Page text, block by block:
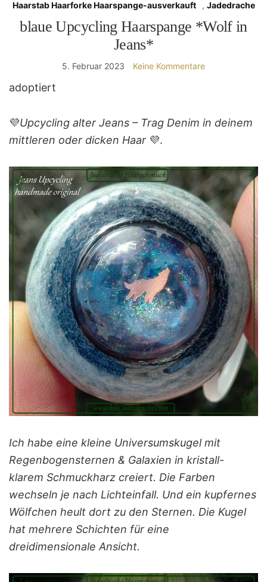
Haarstab Haarforke Haarspange-ausverkauft , Jadedrache
blaue Upcycling Haarspange *Wolf in
Jeans*
5. Februar 2023 Keine Kommentare
adoptiert
💜Upcycling alter Jeans – Trag Denim in deinem
mittleren oder dicken Haar 💜.
Ich habe eine kleine Universumskugel mit
Regenbogensternen & Galaxien in kristall-
klarem Schmuckharz creiert. Die Farben
wechseln je nach Lichteinfall. Und ein kupfernes
Wölfchen heult dort zu den Sternen. Die Kugel
hat mehrere Schichten für eine
dreidimensionale Ansicht.